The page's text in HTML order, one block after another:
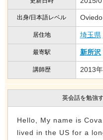
出身/日本語レベル
居住地 埼玉県
最寄駅 新所沢
講師歴 2013
英会話を勉強
Hello, My name is
lived in the US for a